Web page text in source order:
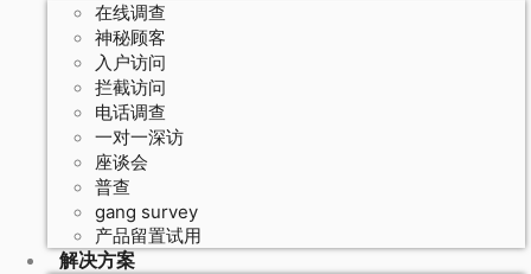
在线调查
神秘顾客
入户访问
拦截访问
电话调查
一对一深访
座谈会
普查
gang survey
产品留置试用
解决方案